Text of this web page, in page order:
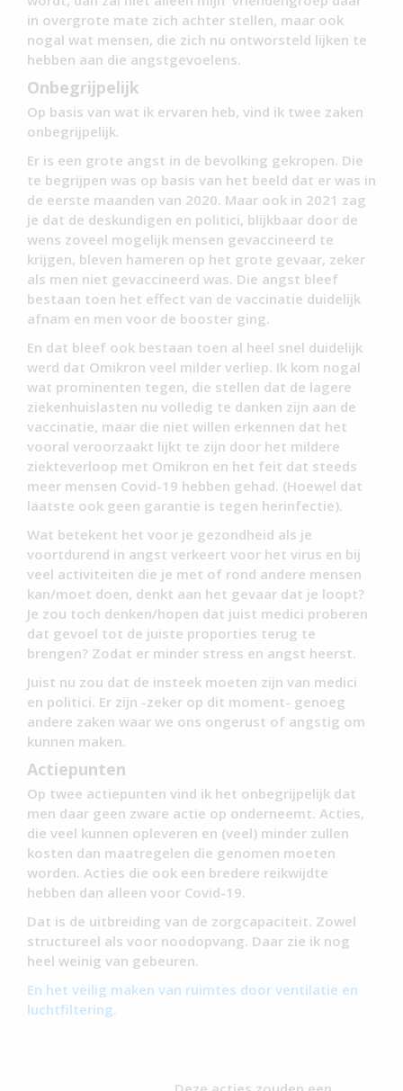
in overgrote mate zich achter stellen, maar ook
nogal wat mensen, die zich nu ontworsteld lijken te
hebben aan die angstgevoelens.
Onbegrijpelijk
Op basis van wat ik ervaren heb, vind ik twee zaken
onbegrijpelijk.
Er is een grote angst in de bevolking gekropen. Die
te begrijpen was op basis van het beeld dat er was in
de eerste maanden van 2020. Maar ook in 2021 zag
je dat de deskundigen en politici, blijkbaar door de
wens zoveel mogelijk mensen gevaccineerd te
krijgen, bleven hameren op het grote gevaar, zeker
als men niet gevaccineerd was. Die angst bleef
bestaan toen het effect van de vaccinatie duidelijk
afnam en men voor de booster ging.
En dat bleef ook bestaan toen al heel snel duidelijk
werd dat Omikron veel milder verliep. Ik kom nogal
wat prominenten tegen, die stellen dat de lagere
ziekenhuislasten nu volledig te danken zijn aan de
vaccinatie, maar die niet willen erkennen dat het
vooral veroorzaakt lijkt te zijn door het mildere
ziekteverloop met Omikron en het feit dat steeds
meer mensen Covid-19 hebben gehad. (Hoewel dat
laatste ook geen garantie is tegen herinfectie).
Wat betekent het voor je gezondheid als je
voortdurend in angst verkeert voor het virus en bij
veel activiteiten die je met of rond andere mensen
kan/moet doen, denkt aan het gevaar dat je loopt?
Je zou toch denken/hopen dat juist medici proberen
dat gevoel tot de juiste proporties terug te
brengen? Zodat er minder stress en angst heerst.
Juist nu zou dat de insteek moeten zijn van medici
en politici. Er zijn -zeker op dit moment- genoeg
andere zaken waar we ons ongerust of angstig om
kunnen maken.
Actiepunten
Op twee actiepunten vind ik het onbegrijpelijk dat
men daar geen zware actie op onderneemt. Acties,
die veel kunnen opleveren en (veel) minder zullen
kosten dan maatregelen die genomen moeten
worden. Acties die ook een bredere reikwijdte
hebben dan alleen voor Covid-19.
Dat is de uitbreiding van de zorgcapaciteit. Zowel
structureel als voor noodopvang. Daar zie ik nog
heel weinig van gebeuren.
En het veilig maken van ruimtes door ventilatie en
luchtfiltering.